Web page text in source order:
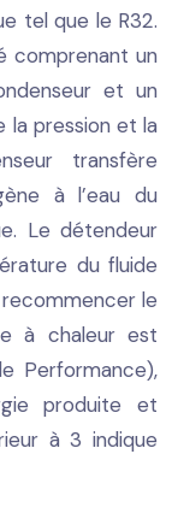
tel que le R32.
comprenant un
et un
la pression et la
transfère
à l’eau du
Le détendeur
du fluide
le
à chaleur est
Performance),
produite et
à 3 indique